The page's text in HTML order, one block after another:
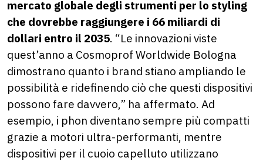
mercato globale degli strumenti per lo styling
che dovrebbe raggiungere i 66 miliardi di
dollari entro il 2035. “Le innovazioni viste
quest’anno a Cosmoprof Worldwide Bologna
dimostrano quanto i brand stiano ampliando le
possibilità e ridefinendo ciò che questi dispositivi
possono fare davvero,” ha affermato. Ad
esempio, i phon diventano sempre più compatti
grazie a motori ultra-performanti, mentre
dispositivi per il cuoio capelluto utilizzano